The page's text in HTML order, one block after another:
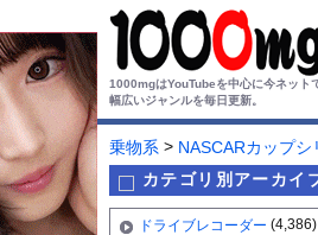
1000mgはYouTubeを中心に今ネット
幅広いジャンルを毎日更新。
乗物系 > NASCARカップシ
カテゴリ別アーカイ
ドライブレコーダー (4,386)